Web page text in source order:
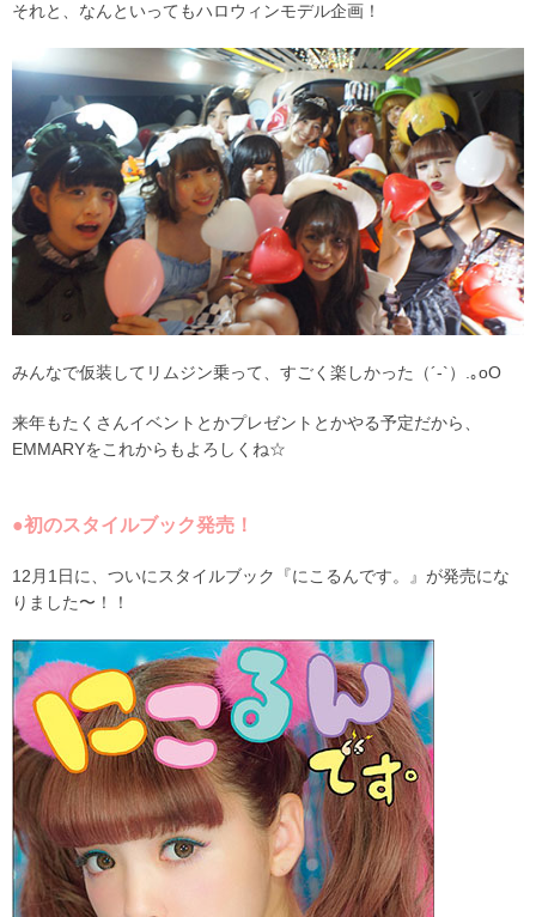
それと、なんといってもハロウィンモデル企画！
みんなで仮装してリムジン乗って、すごく楽しかった（´-`）.｡oO
来年もたくさんイベントとかプレゼントとかやる予定だから、
EMMARYをこれからもよろしくね☆
●初のスタイルブック発売！
12月1日に、ついにスタイルブック『にこるんです。』が発売にな
りました〜！！